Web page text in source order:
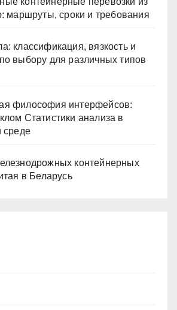
маршруты, сроки и требования
классификация, вязкость и
выбору для различных типов
философия интерфейсов:
Статистики анализа в
среде
контейнерных
в Беларусь